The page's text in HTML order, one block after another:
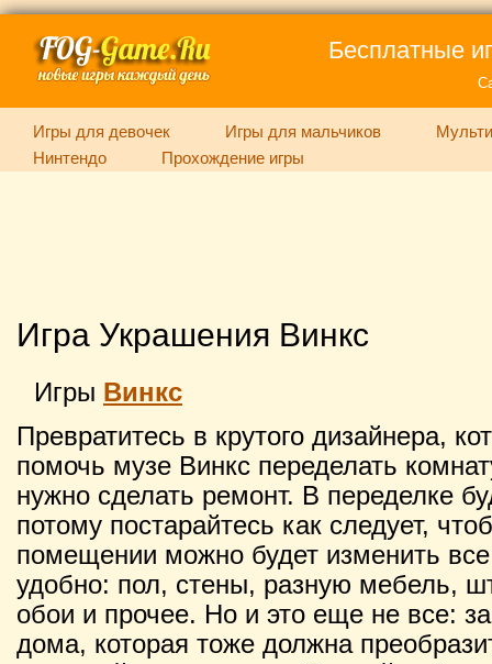
Бесплатные
Игры для девочек Игры для мальчиков
Нинтендо
Прохождение игры
Игра Украшения Винкс
Игры Винкс
Превратитесь в крутого дизайнера,
помочь музе Винкс переделать
нужно сделать ремонт. В переделке
потому постарайтесь как следует,
помещении можно будет изменить
удобно: пол, стены, разную мебель,
обои и прочее. Но и это еще не все:
дома, которая тоже должна